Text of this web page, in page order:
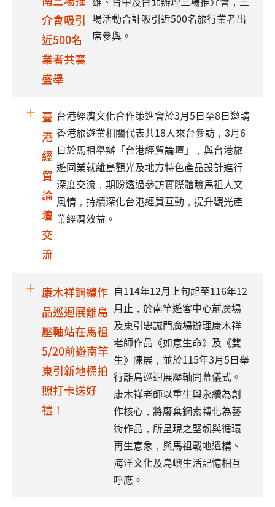
介會吸引
近500名
業者共襄
盛舉
場活動合計吸引近500名旅行業者出
席參與。
臺
港
經
貿
論
壇
交
流
台港經濟文化合作策進會於3月5日至8日邀請
香港旅遊業相關代表共18人來台參訪，3月6
日於馬祖舉辦「台港經貿論壇」，與台港旅
遊同業就離島觀光及地方特色產品設計進行
深度交流，期盼透過參訪實際體驗馬祖人文
風情，持續深化台港經貿互動，提升觀光產
業經濟效益。
康木祥鋼纜作
品巡迴展離島
壓軸站在馬祖
5/20前遊南竿
東引新地標拍
照打卡送好
禮！
自114年12月上旬起至116年12
月止，於南竿遊客中心前廣場
及東引忠誠門廣場辦理康木祥
老師作品《如意生命》及《雙
生》陳展，並於115年3月5日舉
行離島巡迴展壓軸開幕儀式。
康木祥老師以重生與永續為創
作核心，將廢棄鋼索轉化為藝
術作品，所呈現之堅韌與循環
再生意象，與馬祖戰地遺構、
海洋文化及島嶼生活記憶相互
呼應。